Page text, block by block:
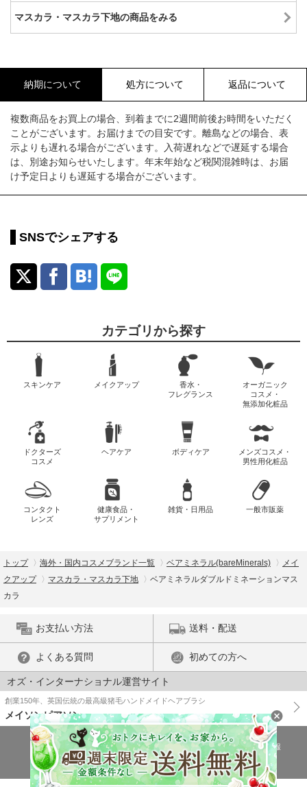
マスカラ・マスカラ下地の商品をみる
納期について 処方について 返品について
複数商品をお買上の場合、到着までに2週間前後お時間をいただく
ことがございます。お届けまでの目安です。離島などの場合、表
示よりも遅れる場合がございます。入荷遅れなどで遅延する場合
は、別途お知らせいたします。年末年始など税関混雑時は、お届
け予定日よりも遅延する場合がございます。
SNSでシェアする
カテゴリから探す
スキンケア メイクアップ
香水・
フレグランス
オーガニック
コスメ・
無添加化粧品
ドクターズ
コスメ
ヘアケア ボディケア
メンズコスメ・
男性用化粧品
コンタクト
レンズ
健康食品・
サプリメント
雑貨・日用品 一般市販薬
トップ 海外・国内コスメブランド一覧 ベアミネラル(bareMinerals)
メイ
クアップ
マスカラ・マスカラ下地
ベアミネラルダブルドミネーションマス
カラ
お支払い方法 送料・配送
よくある質問 初めての方へ
オズ・インターナショナル運営サイト
創業150年、英国伝統の最高級猪毛ハンドメイドヘアブラシ
メイソンピアソン
特商法に基づく表示 プライバシーポリシー
医薬品販売許可証の情報
ご利用規約
PC版で表示